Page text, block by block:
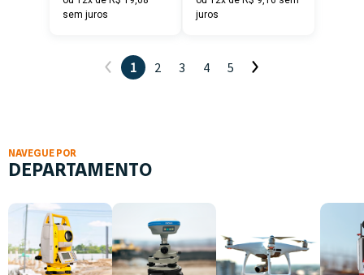
sem juros
juros
1 2 3 4 5
NAVEGUE POR
DEPARTAMENTO